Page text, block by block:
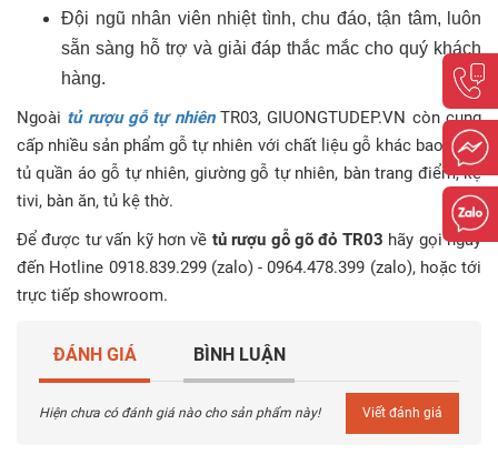
Đội ngũ nhân viên nhiệt tình, chu đáo, tận tâm, luôn
sẵn sàng hỗ trợ và giải đáp thắc mắc cho quý khách
hàng.
Ngoài tủ rượu gỗ tự nhiênTR03, GIUONGTUDEP.VN còn cung
cấp nhiều sản phẩm gỗ tự nhiên với chất liệu gỗ khác bao gồm
tủ quần áo gỗ tự nhiên, giường gỗ tự nhiên, bàn trang điểm, kệ
tivi, bàn ăn, tủ kệ thờ.
Để được tư vấn kỹ hơn về tủ rượu gỗ gõ đỏ TR03 hãy gọi ngay
đến Hotline 0918.839.299 (zalo) - 0964.478.399 (zalo), hoặc tới
trực tiếp showroom.
ĐÁNH GIÁ BÌNH LUẬN
Hiện chưa có đánh giá nào cho sản phẩm này! Viết đánh giá